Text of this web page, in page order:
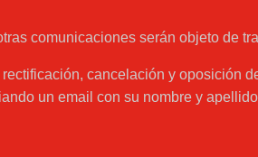
comunicaciones serán objeto de
cancelación y oposición
un email con su nombre y